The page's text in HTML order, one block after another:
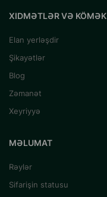
XIDMƏTLƏR VƏ KÖMƏK
Elan yerləşdir
Şikayətlər
Blog
Zəmanət
Xeyriyyə
MƏLUMAT
Rəylər
Sifarişin statusu